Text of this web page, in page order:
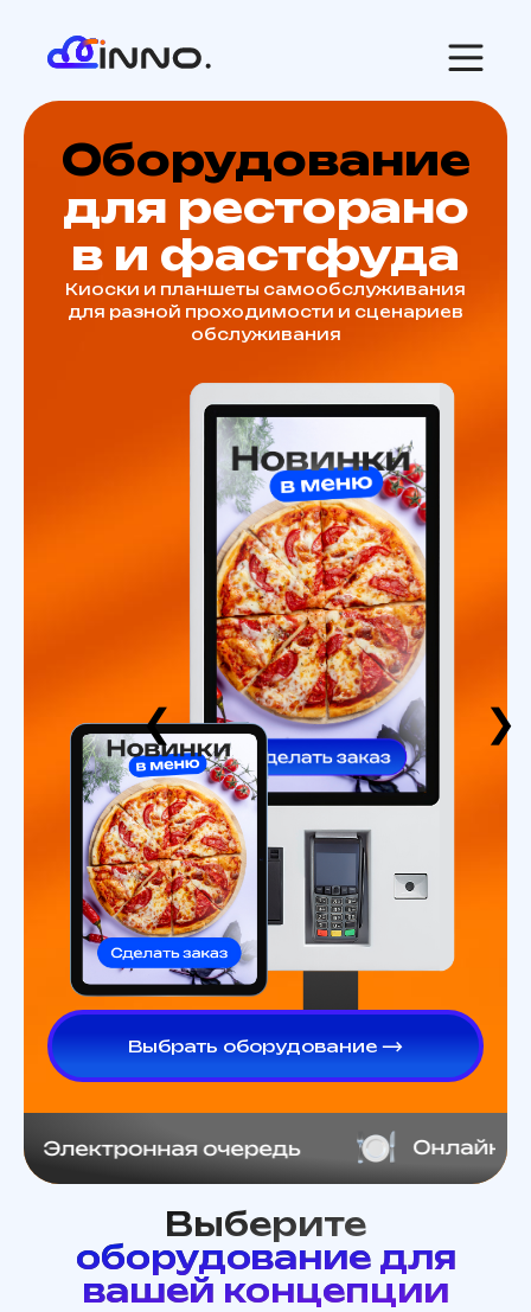
Оборудование
для ресторано
в и фастфуда
Киоски и планшеты самообслуживания
для разной проходимости и сценариев
обслуживания
❮ ❯
Выбрать оборудование ⟶
Выберите
оборудование для
вашей концепции